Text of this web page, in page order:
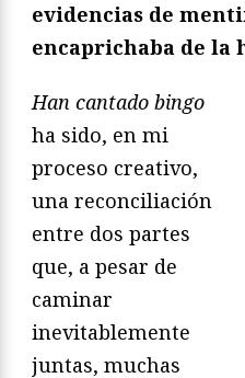
evidencias de
encaprichaba de la
Han cantado bingo
ha sido, en mi
proceso creativo,
una reconciliación
entre dos partes
que, a pesar de
caminar
inevitablemente
juntas, muchas